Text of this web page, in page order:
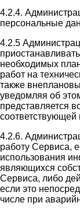
4.2.4.
персональные
4.2.5
необходимых
работ на
также
уведомляя об
представляется
4.2.6.
работу Сервиса,
использования
являющихся
Сервиса, либо
если это
числе при